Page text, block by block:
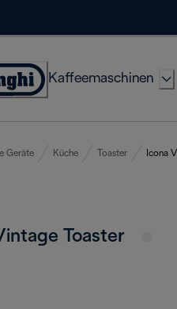
Kaffeemaschinen
Geräte Küche Toaster Icona
Toaster